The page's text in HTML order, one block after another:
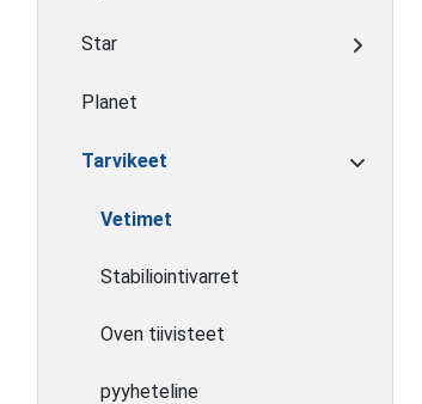
Star
Planet
Tarvikeet
Vetimet
Stabiliointivarret
Oven tiivisteet
pyyheteline